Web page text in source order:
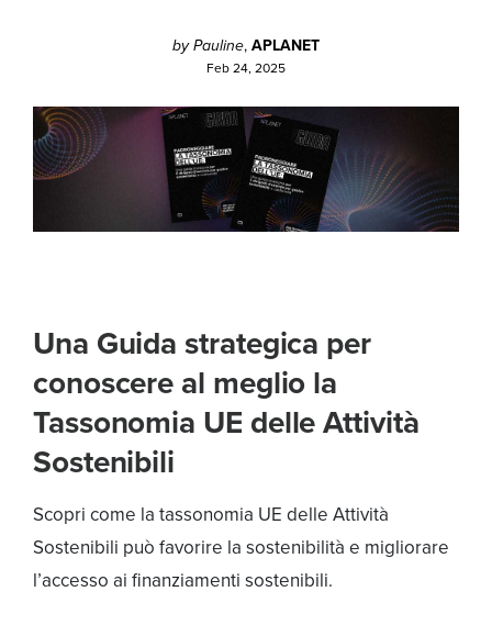
by Pauline, APLANET
Feb 24, 2025
Una Guida strategica per
conoscere al meglio la
Tassonomia UE delle Attività
Sostenibili
Scopri come la tassonomia UE delle Attività
Sostenibili può favorire la sostenibilità e migliorare
l’accesso ai finanziamenti sostenibili.